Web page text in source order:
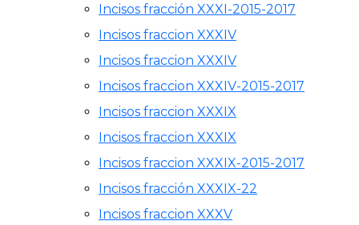
Incisos fracción XXXI-2015-2017
Incisos fraccion XXXIV
Incisos fraccion XXXIV
Incisos fraccion XXXIV-2015-2017
Incisos fraccion XXXIX
Incisos fraccion XXXIX
Incisos fraccion XXXIX-2015-2017
Incisos fracción XXXIX-22
Incisos fraccion XXXV